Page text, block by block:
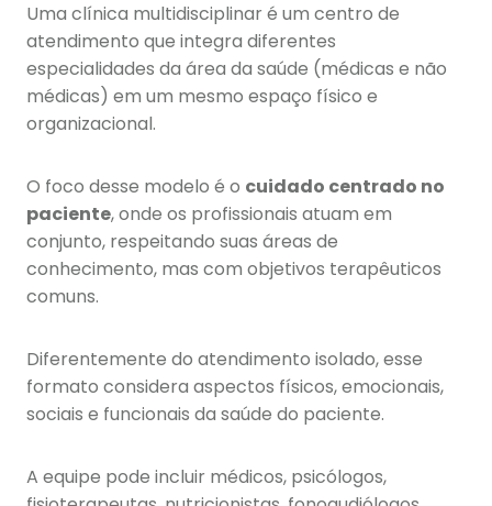
Uma clínica multidisciplinar é um centro de
atendimento que integra diferentes
especialidades da área da saúde (médicas e não
médicas) em um mesmo espaço físico e
organizacional.
O foco desse modelo é o cuidado centrado no
paciente, onde os profissionais atuam em
conjunto, respeitando suas áreas de
conhecimento, mas com objetivos terapêuticos
comuns.
Diferentemente do atendimento isolado, esse
formato considera aspectos físicos, emocionais,
sociais e funcionais da saúde do paciente.
A equipe pode incluir médicos, psicólogos,